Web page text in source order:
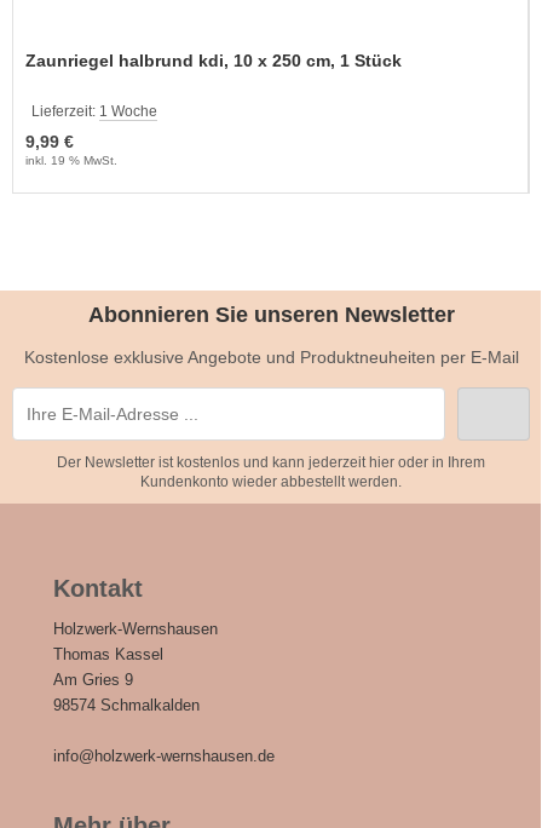
Zaunriegel halbrund kdi, 10 x 250 cm, 1 Stück
Lieferzeit: 1 Woche
9,99 €
inkl. 19 % MwSt.
Abonnieren Sie unseren Newsletter
Kostenlose exklusive Angebote und Produktneuheiten per E-Mail
Der Newsletter ist kostenlos und kann jederzeit hier oder in Ihrem
Kundenkonto wieder abbestellt werden.
Kontakt
Holzwerk-Wernshausen
Thomas Kassel
Am Gries 9
98574 Schmalkalden
info@holzwerk-wernshausen.de